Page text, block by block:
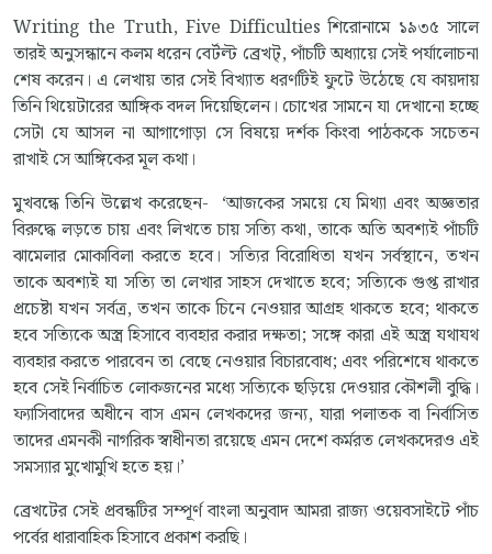
Writing the Truth, Five Difficulties শিরোনামে ১৯৩৫ সালে
তারই অনুসন্ধানে কলম ধরেন বের্টল্ট ব্রেখট্‌, পাঁচটি অধ্যায়ে সেই পর্যালোচনা
শেষ করেন। এ লেখায় তার সেই বিখ্যাত ধরণটিই ফুটে উঠেছে যে কায়দায়
তিনি থিয়েটারের আঙ্গিক বদল দিয়েছিলেন। চোখের সামনে যা দেখানো হচ্ছে
সেটা যে আসল না আগাগোড়া সে বিষয়ে দর্শক কিংবা পাঠককে সচেতন
রাখাই সে আঙ্গিকের মূল কথা।
মুখবন্ধে তিনি উল্লেখ করেছেন- ‘আজকের সময়ে যে মিথ্যা এবং অজ্ঞতার
বিরুদ্ধে লড়তে চায় এবং লিখতে চায় সত্যি কথা, তাকে অতি অবশ্যই পাঁচটি
ঝামেলার মোকাবিলা করতে হবে। সত্যির বিরোধিতা যখন সর্বস্থানে, তখন
তাকে অবশ্যই যা সত্যি তা লেখার সাহস দেখাতে হবে; সত্যিকে গুপ্ত রাখার
প্রচেষ্টা যখন সর্বত্র, তখন তাকে চিনে নেওয়ার আগ্রহ থাকতে হবে; থাকতে
হবে সত্যিকে অস্ত্র হিসাবে ব্যবহার করার দক্ষতা; সঙ্গে কারা এই অস্ত্র যথাযথ
ব্যবহার করতে পারবেন তা বেছে নেওয়ার বিচারবোধ; এবং পরিশেষে থাকতে
হবে সেই নির্বাচিত লোকজনের মধ্যে সত্যিকে ছড়িয়ে দেওয়ার কৌশলী বুদ্ধি।
ফ্যাসিবাদের অধীনে বাস এমন লেখকদের জন্য, যারা পলাতক বা নির্বাসিত
তাদের এমনকী নাগরিক স্বাধীনতা রয়েছে এমন দেশে কর্মরত লেখকদেরও এই
সমস্যার মুখোমুখি হতে হয়।’
ব্রেখটের সেই প্রবন্ধটির সম্পূর্ণ বাংলা অনুবাদ আমরা রাজ্য ওয়েবসাইটে পাঁচ
পর্বের ধারাবাহিক হিসাবে প্রকাশ করছি।